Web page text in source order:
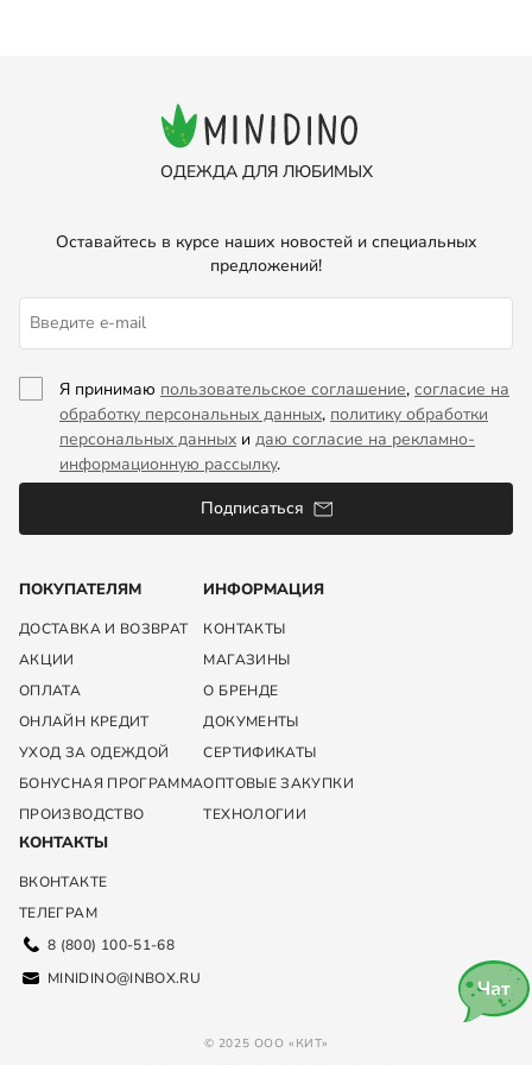
ОДЕЖДА ДЛЯ ЛЮБИМЫХ
ПОКУПАТЕЛЯМ
ДОСТАВКА И ВОЗВРАТ
АКЦИИ
ОПЛАТА
ОНЛАЙН КРЕДИТ
УХОД ЗА ОДЕЖДОЙ
БОНУСНАЯ ПРОГРАММА
ПРОИЗВОДСТВО
ИНФОРМАЦИЯ
КОНТАКТЫ
МАГАЗИНЫ
О БРЕНДЕ
ДОКУМЕНТЫ
СЕРТИФИКАТЫ
ОПТОВЫЕ ЗАКУПКИ
ТЕХНОЛОГИИ
КОНТАКТЫ
ВКОНТАКТЕ
ТЕЛЕГРАМ
8 (800) 100-51-68
MINIDINO@INBOX.RU
Оставайтесь в курсе наших новостей и специальных
предложений!
Я принимаю пользовательское соглашение, согласие на
обработку персональных данных, политику обработки
персональных данных и даю согласие на рекламно-
информационную рассылку.
Подписаться
© 2025 ООО «КИТ»
Чат